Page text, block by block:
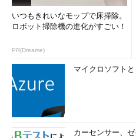
いつもきれいなモップで床掃除。
ロボット掃除機の進化がすごい！
PR(Dreame)
マイクロソフト
カーセンサー、